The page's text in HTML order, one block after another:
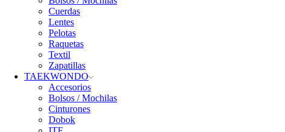
Cuerdas
Lentes
Pelotas
Raquetas
Textil
Zapatillas
TAEKWONDO
Accesorios
Bolsos / Mochilas
Cinturones
Dobok